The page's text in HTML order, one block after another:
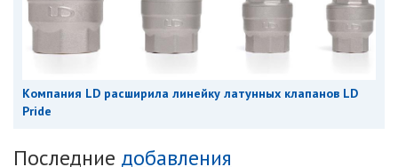
Компания LD расширила линейку латунных клапанов LD
Pride
Последние добавления